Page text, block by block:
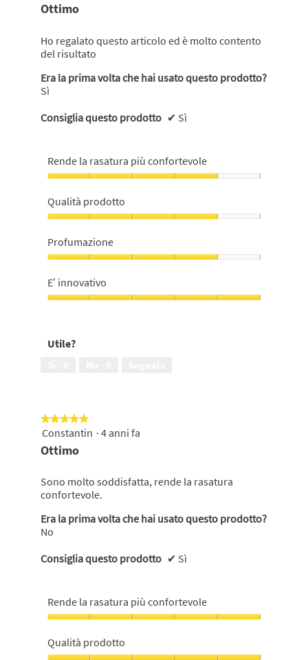
stelle.
Ottimo
Ho regalato questo articolo ed è molto contento
del risultato
Era la prima volta che hai usato questo prodotto?
Sì
Consiglia questo prodotto ✔ Sì
Rende la rasatura più confortevole
la
rasatura
più
confortevole,
4
su
Qualità prodotto
prodotto,
4
su
5
Profumazione
4
su
5
E’ innovativo
su
Utile?
★★★★★
★★★★★
5
5
Constantin · 4 anni fa
Ottimo
Sono molto soddisfatta, rende la rasatura
confortevole.
Era la prima volta che hai usato questo prodotto?
No
Consiglia questo prodotto ✔ Sì
Rende la rasatura più confortevole
la
rasatura
Qualità prodotto